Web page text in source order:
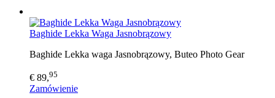
Baghide Lekka Waga Jasnobrązowy
Baghide Lekka waga Jasnobrązowy, Buteo Photo Gear
€ 89,95
Zamówienie